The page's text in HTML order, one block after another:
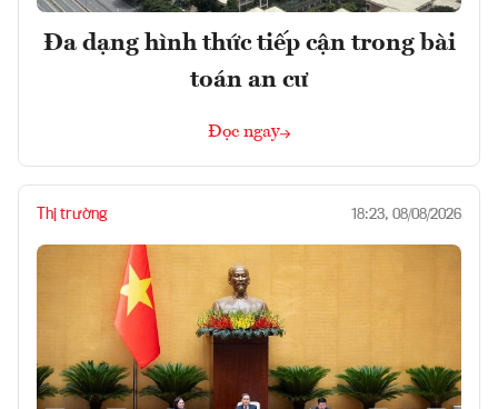
Đa dạng hình thức tiếp cận trong bài
toán an cư
Đọc ngay
Thị trường 18:23, 08/08/2026